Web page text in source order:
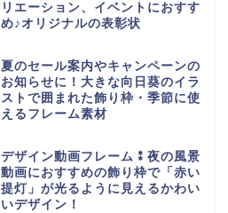
リエーション、イベントにおすす
め♪オリジナルの表彰状
夏のセール案内やキャンペーンの
お知らせに！大きな向日葵のイラ
ストで囲まれた飾り枠・季節に使
えるフレーム素材
デザイン動画フレーム⁑夜の風景
動画におすすめの飾り枠で「赤い
提灯」が光るように見えるかわい
いデザイン！